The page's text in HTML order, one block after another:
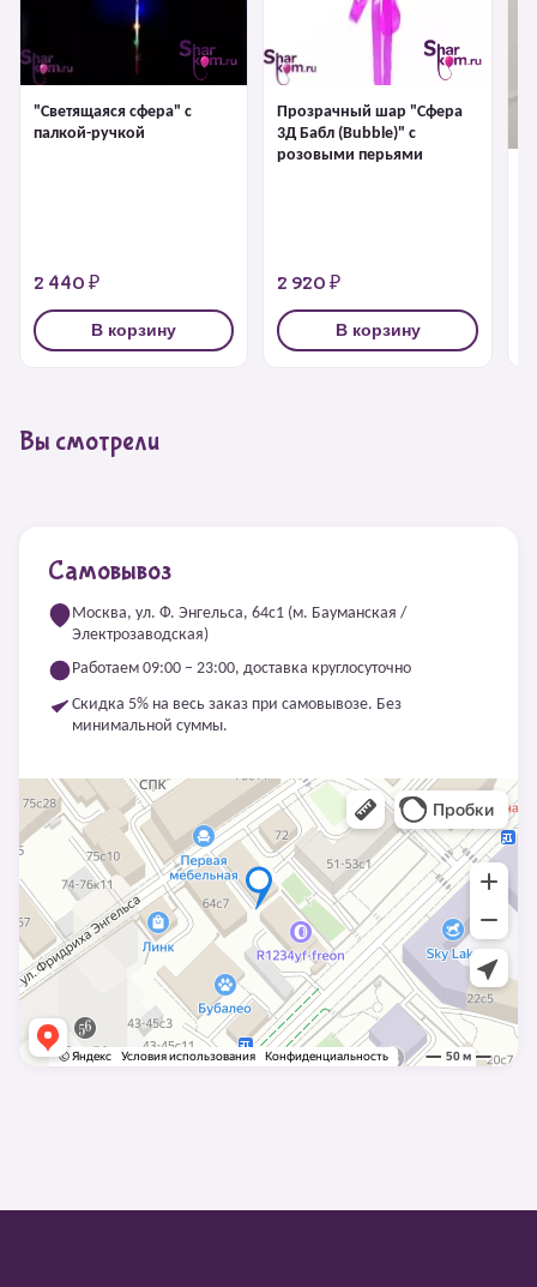
"Светящаяся сфера" с
палкой-ручкой
2 440 ₽
В корзину
Прозрачный шар "Сфера
3Д Бабл (Bubble)" с
розовыми перьями
2 920 ₽
В корзину
Вы смотрели
Самовывоз
Москва, ул. Ф. Энгельса, 64с1 (м. Бауманская /
Электрозаводская)
Работаем 09:00 – 23:00, доставка круглосуточно
Скидка 5% на весь заказ при самовывозе. Без
минимальной суммы.